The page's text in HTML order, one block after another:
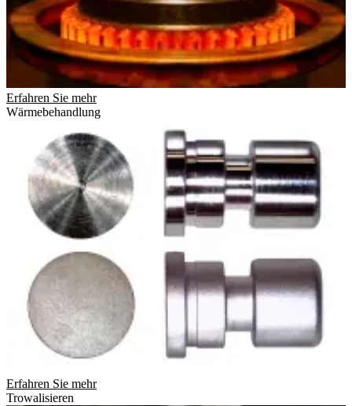
Erfahren Sie mehr
Wärmebehandlung
Erfahren Sie mehr
Trowalisieren